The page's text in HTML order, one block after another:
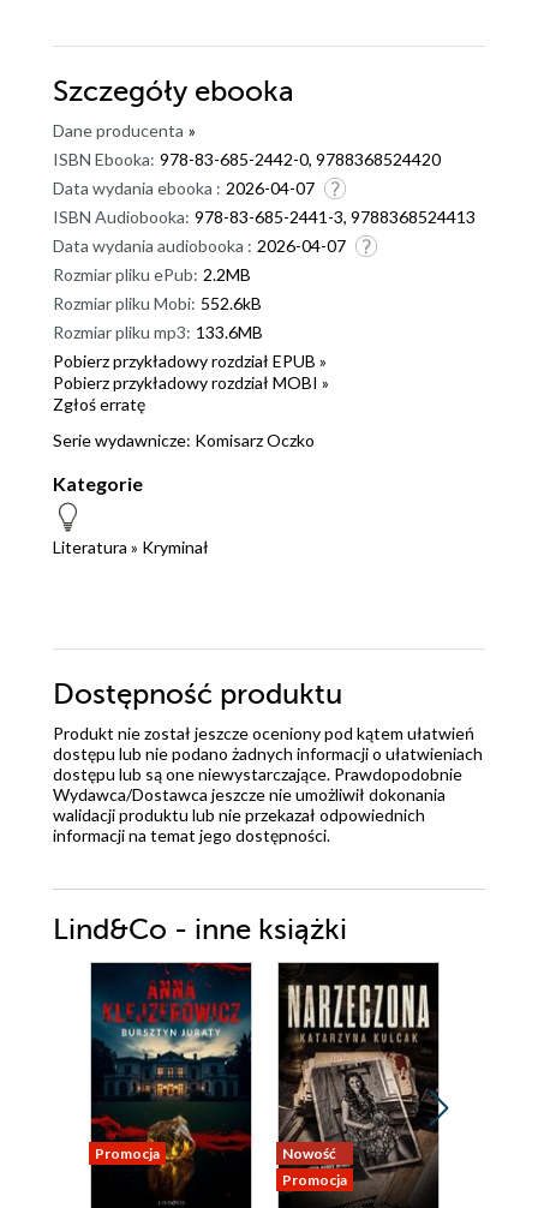
Szczegóły ebooka
Dane producenta »
ISBN Ebooka: 978-83-685-2442-0, 9788368524420
Data wydania ebooka : 2026-04-07
ISBN Audiobooka: 978-83-685-2441-3, 9788368524413
Data wydania audiobooka : 2026-04-07
Rozmiar pliku ePub: 2.2MB
Rozmiar pliku Mobi: 552.6kB
Rozmiar pliku mp3: 133.6MB
Pobierz przykładowy rozdział EPUB »
Pobierz przykładowy rozdział MOBI »
Zgłoś erratę
Serie wydawnicze: Komisarz Oczko
Kategorie
Literatura » Kryminał
Dostępność produktu
Produkt nie został jeszcze oceniony pod kątem ułatwień
dostępu lub nie podano żadnych informacji o ułatwieniach
dostępu lub są one niewystarczające. Prawdopodobnie
Wydawca/Dostawca jeszcze nie umożliwił dokonania
walidacji produktu lub nie przekazał odpowiednich
informacji na temat jego dostępności.
Lind&Co - inne książki
Promocja
Nowość
Promocja